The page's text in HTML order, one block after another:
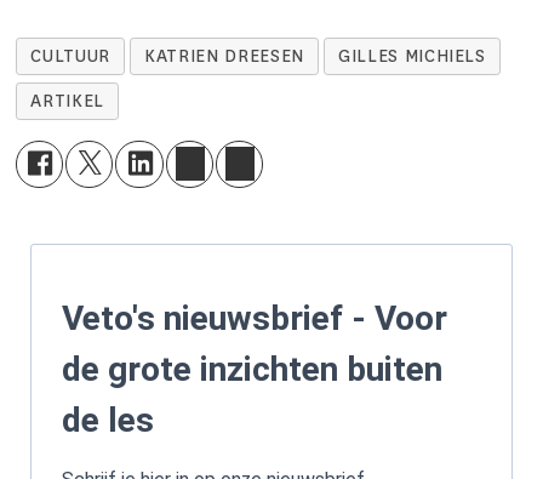
CULTUUR KATRIEN DREESEN GILLES MICHIELS
ARTIKEL
Veto's nieuwsbrief - Voor
de grote inzichten buiten
de les